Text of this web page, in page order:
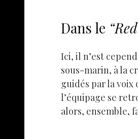
Dans le
Ici, il n’est
sous-marin, à la
guidés par la
l’équipage se
alors, ensemble,